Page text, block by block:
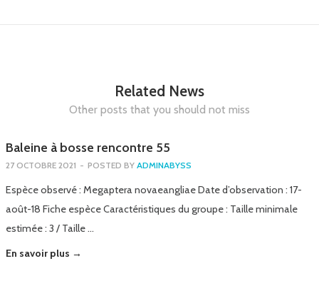
Related News
Other posts that you should not miss
Baleine à bosse rencontre 55
27 OCTOBRE 2021 - POSTED BY ADMINABYSS
Espèce observé : Megaptera novaeangliae Date d’observation : 17-
août-18 Fiche espèce Caractéristiques du groupe : Taille minimale
estimée : 3 / Taille …
En savoir plus →